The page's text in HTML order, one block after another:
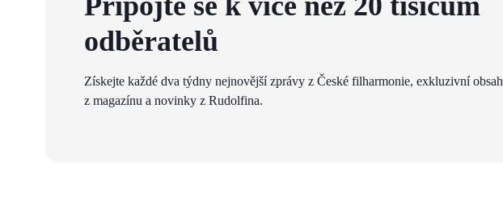
odběratelů
Získejte každé dva týdny nejnovější zprávy z České filharmonie, exkluzivní obsah
z magazínu a novinky z Rudolfina.